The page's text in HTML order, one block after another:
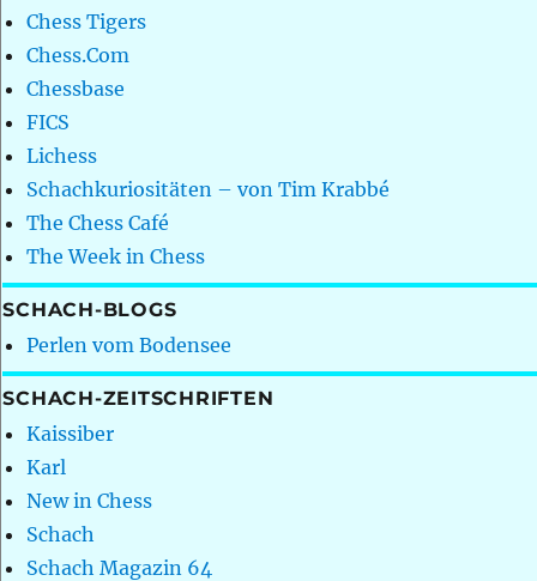
Chess Tigers
Chess.Com
Chessbase
FICS
Lichess
Schachkuriositäten – von Tim Krabbé
The Chess Café
The Week in Chess
SCHACH-BLOGS
Perlen vom Bodensee
SCHACH-ZEITSCHRIFTEN
Kaissiber
Karl
New in Chess
Schach
Schach Magazin 64